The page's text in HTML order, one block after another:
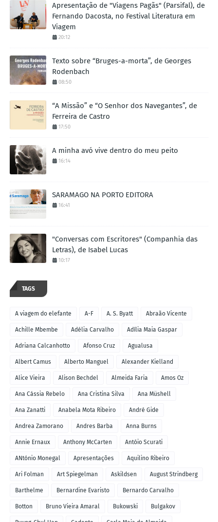
Apresentação de "Viagens Pagãs" (Parsifal), de
Fernando Dacosta, no Festival Literatura em
Viagem
20:12
Texto sobre “Bruges-a-morta”, de Georges
Rodenbach
08:50
“A Missão” e “O Senhor dos Navegantes”, de
Ferreira de Castro
17:50
A minha avó vive dentro do meu peito
16:14
SARAMAGO NA PORTO EDITORA
16:41
"Conversas com Escritores" (Companhia das
Letras), de Isabel Lucas
10:17
TAGS
A viagem do elefante A-F A. S. Byatt Abraão Vicente
Achille Mbembe Adélia Carvalho Adília Maia Gaspar
Adriana Calcanhotto Afonso Cruz Agualusa
Albert Camus Alberto Manguel Alexander Kielland
Alice Vieira Alison Bechdel Almeida Faria Amos Oz
Ana Cássia Rebelo Ana Cristina Silva Ana Müshell
Ana Zanatti Anabela Mota Ribeiro André Gide
Andrea Zamorano Andres Barba Anna Burns
Annie Ernaux Anthony McCarten Antóio Scurati
ANtónio Monegal Apresentações Aquilino Ribeiro
Ari Folman Art Spiegelman Askildsen August Strindberg
Barthelme Bernardine Evaristo Bernardo Carvalho
Botton Bruno Vieira Amaral Bukowski Bulgakov